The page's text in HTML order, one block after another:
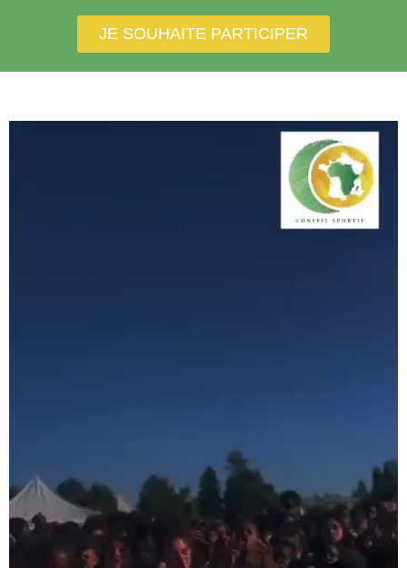
JE SOUHAITE PARTICIPER